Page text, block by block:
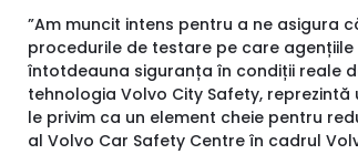
”Am muncit intens pentru a ne asigura
procedurile de testare pe care
întotdeauna siguranța în condiții reale
tehnologia Volvo City Safety,
le privim ca un element cheie pentru
al Volvo Car Safety Centre în cadrul